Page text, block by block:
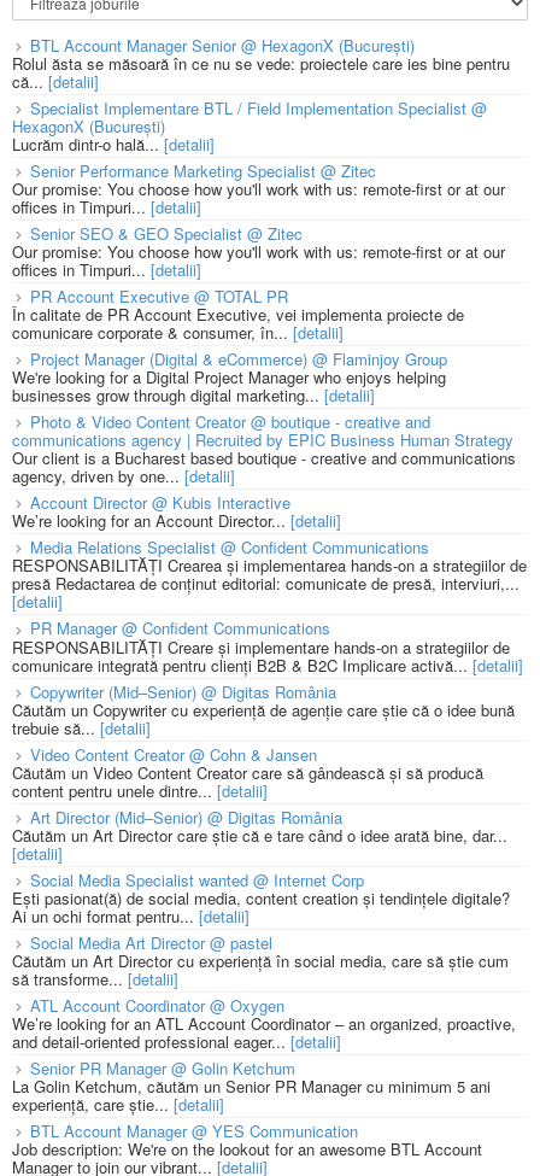
BTL Account Manager Senior @ HexagonX (București)
Rolul ăsta se măsoară în ce nu se vede: proiectele care ies bine pentru
că... [detalii]
Specialist Implementare BTL / Field Implementation Specialist @
HexagonX (București)
Lucrăm dintr-o hală...[detalii]
Senior Performance Marketing Specialist @ Zitec
Our promise: You choose how you'll work with us: remote-first or at our
offices in Timpuri... [detalii]
Senior SEO & GEO Specialist @ Zitec
Our promise: You choose how you'll work with us: remote-first or at our
offices in Timpuri... [detalii]
PR Account Executive @ TOTAL PR
În calitate de PR Account Executive, vei implementa proiecte de
comunicare corporate & consumer, în... [detalii]
Project Manager (Digital & eCommerce) @ Flaminjoy Group
We're looking for a Digital Project Manager who enjoys helping
businesses grow through digital marketing... [detalii]
Photo & Video Content Creator @ boutique - creative and
communications agency | Recruited by EPIC Business Human Strategy
Our client is a Bucharest based boutique - creative and communications
agency, driven by one... [detalii]
Account Director @ Kubis Interactive
We’re looking for an Account Director... [detalii]
Media Relations Specialist @ Confident Communications
RESPONSABILITĂȚI Crearea și implementarea hands-on a strategiilor de
presă Redactarea de conținut editorial: comunicate de presă, interviuri,...
[detalii]
PR Manager @ Confident Communications
RESPONSABILITĂȚI Creare și implementare hands-on a strategiilor de
comunicare integrată pentru clienți B2B & B2C Implicare activă... [detalii]
Copywriter (Mid–Senior) @ Digitas România
Căutăm un Copywriter cu experiență de agenție care știe că o idee bună
trebuie să... [detalii]
Video Content Creator @ Cohn & Jansen
Căutăm un Video Content Creator care să gândească și să producă
content pentru unele dintre... [detalii]
Art Director (Mid–Senior) @ Digitas România
Căutăm un Art Director care știe că e tare când o idee arată bine, dar...
[detalii]
Social Media Specialist wanted @ Internet Corp
Ești pasionat(ă) de social media, content creation și tendințele digitale?
Ai un ochi format pentru... [detalii]
Social Media Art Director @ pastel
Căutăm un Art Director cu experiență în social media, care să știe cum
să transforme... [detalii]
ATL Account Coordinator @ Oxygen
We’re looking for an ATL Account Coordinator – an organized, proactive,
and detail-oriented professional eager... [detalii]
Senior PR Manager @ Golin Ketchum
La Golin Ketchum, căutăm un Senior PR Manager cu minimum 5 ani
experiență, care știe... [detalii]
BTL Account Manager @ YES Communication
Job description: We're on the lookout for an awesome BTL Account
Manager to join our vibrant... [detalii]